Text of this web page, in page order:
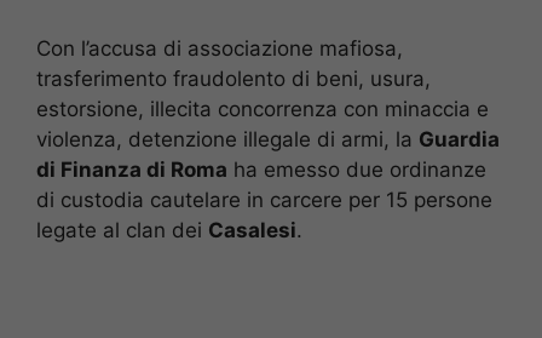
Con l’accusa di associazione mafiosa,
trasferimento fraudolento di beni, usura,
estorsione, illecita concorrenza con minaccia e
violenza, detenzione illegale di armi, la Guardia
di Finanza di Roma ha emesso due ordinanze
di custodia cautelare in carcere per 15 persone
legate al clan dei Casalesi.